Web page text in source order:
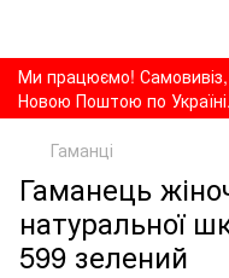
Ми працюємо!
Новою Поштою по Україні.
Гаманці
Гаманець
натуральної
599 зелений